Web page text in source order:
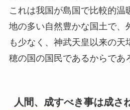
これは我国が島国で比較的温
地の多い自然豊かな国土で、
も少なく、神武天皇以来の天
穂の国の国民であるからであ
人間、成すべき事は成さ